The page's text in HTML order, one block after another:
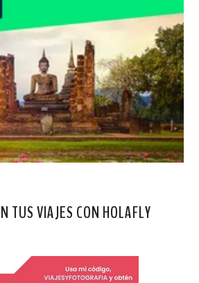
TUS VIAJES CON HOLAFLY